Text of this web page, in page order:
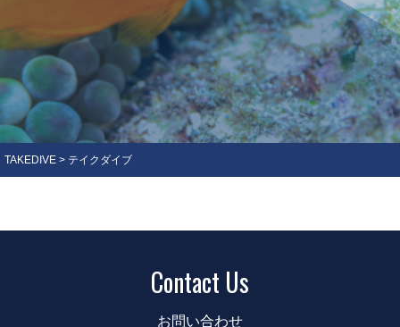
TAKEDIVE > テイクダイブ
Contact Us
お問い合わせ